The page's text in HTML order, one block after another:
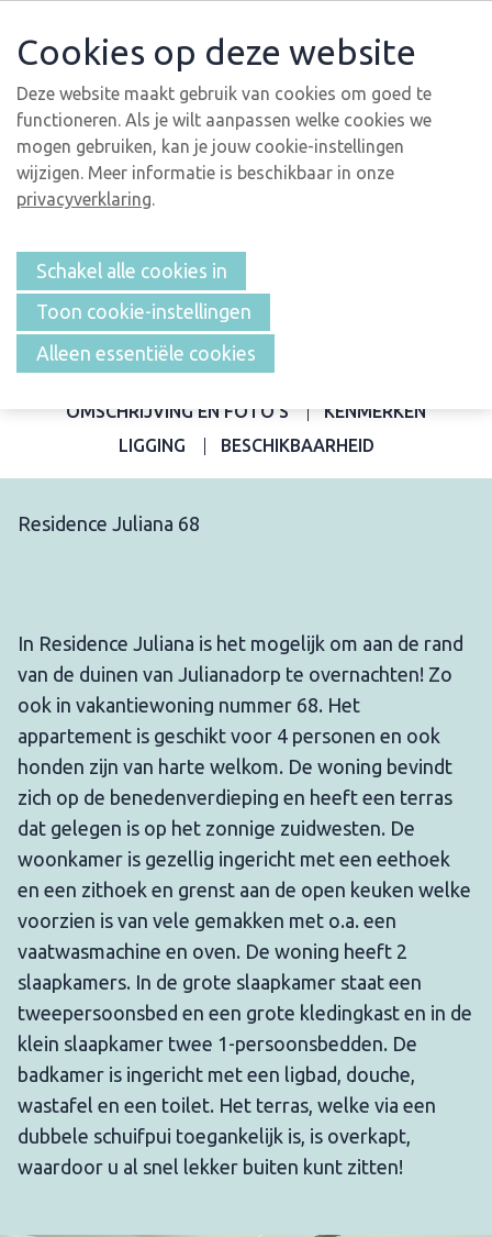
OVERZICHT
OMSCHRIJVING EN FOTO'S
KENMERKEN
LIGGING
BESCHIKBAARHEID
Residence Juliana 68
In Residence Juliana is het mogelijk om aan de rand
van de duinen van Julianadorp te overnachten! Zo
ook in vakantiewoning nummer 68. Het
appartement is geschikt voor 4 personen en ook
honden zijn van harte welkom. De woning bevindt
zich op de benedenverdieping en heeft een terras
dat gelegen is op het zonnige zuidwesten. De
woonkamer is gezellig ingericht met een eethoek
en een zithoek en grenst aan de open keuken welke
voorzien is van vele gemakken met o.a. een
vaatwasmachine en oven. De woning heeft 2
slaapkamers. In de grote slaapkamer staat een
tweepersoonsbed en een grote kledingkast en in de
klein slaapkamer twee 1-persoonsbedden. De
badkamer is ingericht met een ligbad, douche,
wastafel en een toilet. Het terras, welke via een
dubbele schuifpui toegankelijk is, is overkapt,
waardoor u al snel lekker buiten kunt zitten!
Cookies op deze website
Deze website maakt gebruik van cookies om goed te
functioneren. Als je wilt aanpassen welke cookies we
mogen gebruiken, kan je jouw cookie-instellingen
wijzigen. Meer informatie is beschikbaar in onze
privacyverklaring.
Schakel alle cookies in
Toon cookie-instellingen
Alleen essentiële cookies